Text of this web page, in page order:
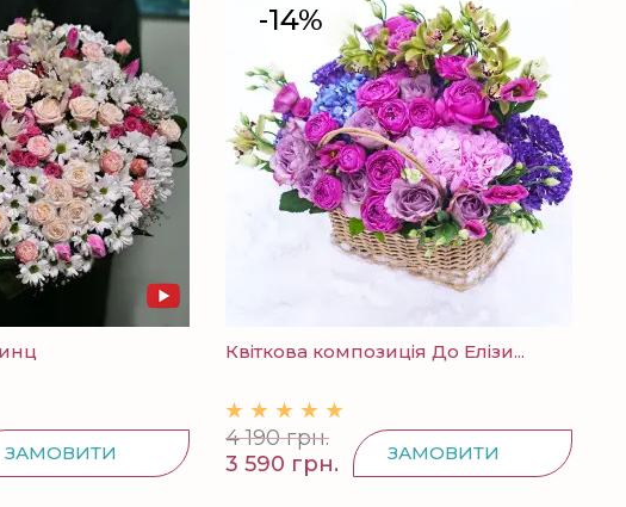
ЗАМОВИТИ
-14%
Квіткова композиція До Елізи...
4 190 грн.
3 590 грн.
ЗАМОВИТИ